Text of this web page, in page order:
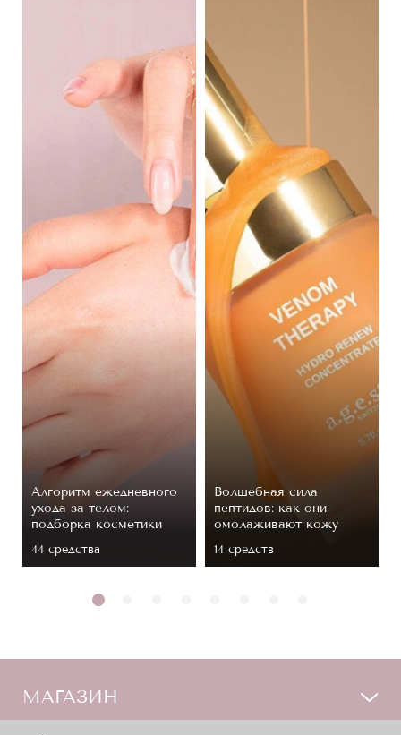
Алгоритм ежедневного
ухода за телом:
подборка косметики
44 средствa
Волшебная сила
пептидов: как они
омолаживают кожу
14 средств
МАГАЗИН